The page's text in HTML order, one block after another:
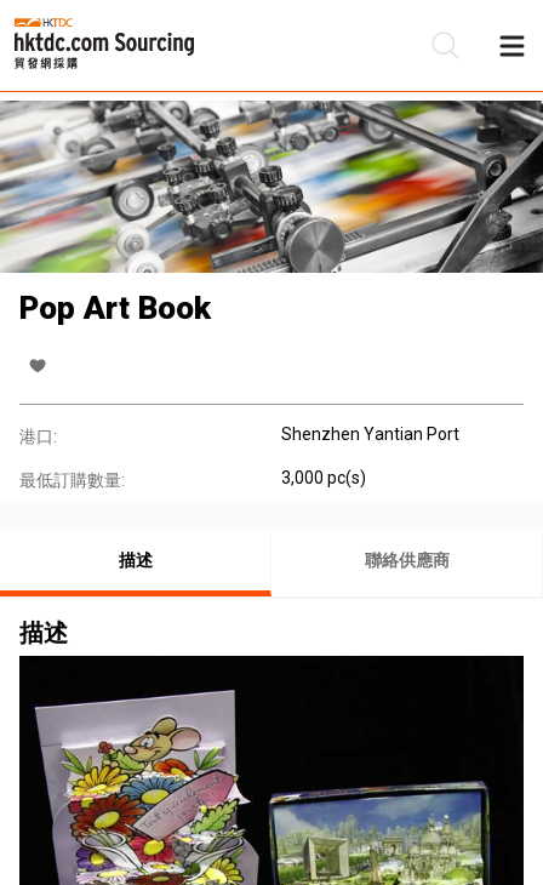
Pop Art Book
港口: Shenzhen Yantian Port
最低訂購數量: 3,000 pc(s)
描述 聯絡供應商
描述